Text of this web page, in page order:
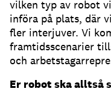
vilken typ av robot
införa på plats, där
fler interjuver. Vi
framtidsscenarier
och
Er robot ska alltså